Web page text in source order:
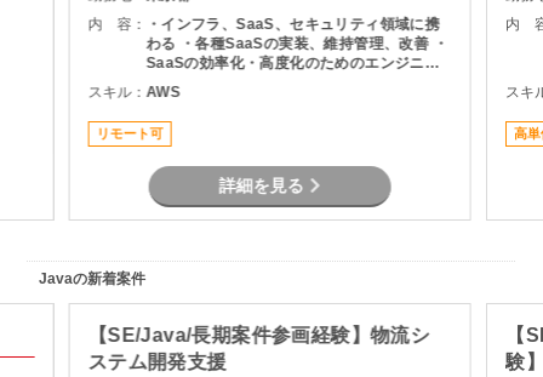
内 容：
・インフラ、SaaS、セキュリティ領域に携
わる ・各種SaaSの実装、維持管理、改善 ・
SaaSの効率化・高度化のためのエンジニア
リング ・SaaSのシステム課題・障害に対す
る対策の計画と実装 ・社内NWやオンプレサ
ーバの運用保守 ・拠点のネットワーク配備担
当
スキル：AWS
リモート可
詳細を見る
内
スキ
高単
Javaの新着案件
【SE/Java/長期案件参画経験】物流シ
ステム開発支援
【
験